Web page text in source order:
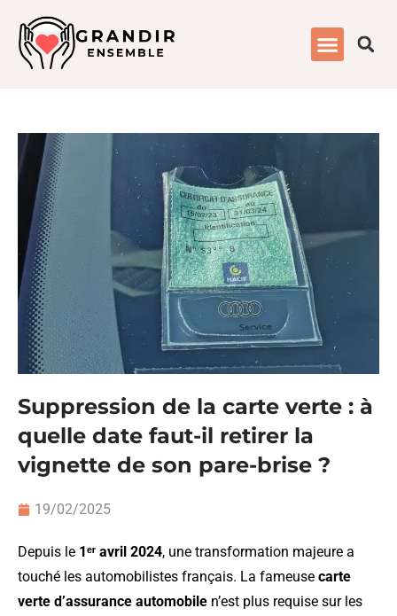
Suppression de la carte verte : à
quelle date faut-il retirer la
vignette de son pare-brise ?
19/02/2025
Depuis le 1ᵉʳ avril 2024, une transformation majeure a
touché les automobilistes français. La fameuse carte
verte d’assurance automobile n’est plus requise sur les